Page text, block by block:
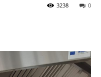
0
3238